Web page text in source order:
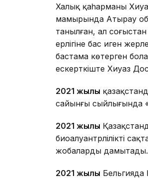
Халық қаһарманы
мамырында Атырау
танылған, ал
ерлігіне бас иген
бастама көтерген
ескерткіште Хиуаз
2021 жылы
сайынғы сыйлығында
2021 жылы
биоалуантүрлілікті
жобаларды дамытады.
2021 жылы Бельгияда